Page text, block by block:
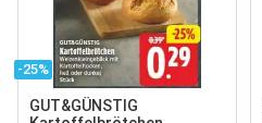
-25%
GUT&GÜNSTIG